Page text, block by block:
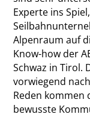
Experte ins
Alpenraum auf
Know-how der
Schwaz in Tirol.
vorwiegend
Reden kommen
bewusste